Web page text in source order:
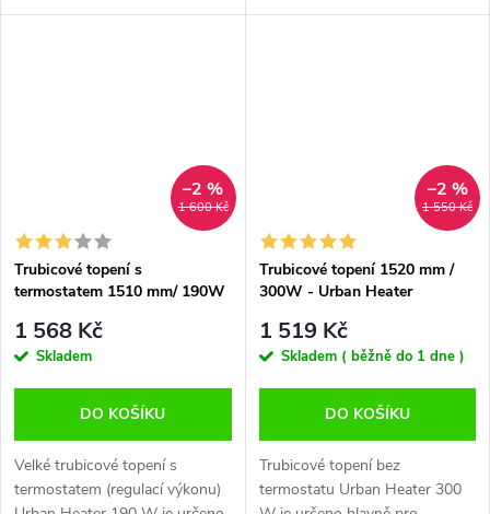
vodotěsný a se zipem pro
doplnění systému pro lepší
1 600 Kč
–2 %
Trubicové topení s
termostatem 1510 mm/ 190W
1 568 Kč
Skladem
DO KOŠÍKU
Velké trubicové topení s
termostatem (regulací výkonu)
1 550 Kč
–2 %
Trubicové topení 1520 mm /
300W - Urban Heater
1 519 Kč
Skladem ( běžně do 1 dne )
DO KOŠÍKU
Trubicové topení bez
termostatu Urban Heater 300